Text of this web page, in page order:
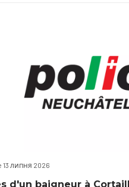
13 липня 2026
d'un baigneur à